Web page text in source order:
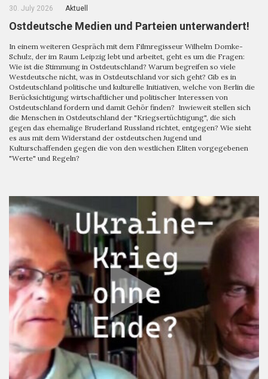
30. July 2026 Aktuell
Ostdeutsche Medien und Parteien unterwandert!
In einem weiteren Gespräch mit dem Filmregisseur Wilhelm Domke-
Schulz, der im Raum Leipzig lebt und arbeitet, geht es um die Fragen:
Wie ist die Stimmung in Ostdeutschland? Warum begreifen so viele
Westdeutsche nicht, was in Ostdeutschland vor sich geht? Gib es in
Ostdeutschland politische und kulturelle Initiativen, welche von Berlin die
Berücksichtigung wirtschaftlicher und politischer Interessen von
Ostdeutschland fordern und damit Gehör finden? Inwieweit stellen sich
die Menschen in Ostdeutschland der "Kriegsertüchtigung", die sich
gegen das ehemalige Bruderland Russland richtet, entgegen? Wie sieht
es aus mit dem Widerstand der ostdeutschen Jugend und
Kulturschaffenden gegen die von den westlichen Eliten vorgegebenen
"Werte" und Regeln?